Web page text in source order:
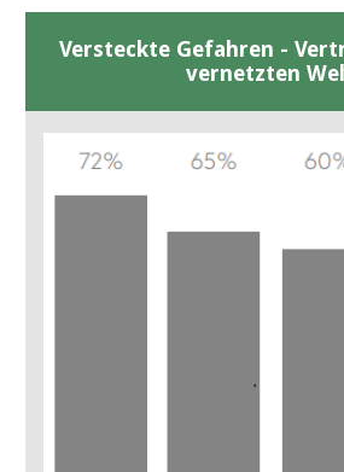
Versteckte Gefahren -
vernetzten